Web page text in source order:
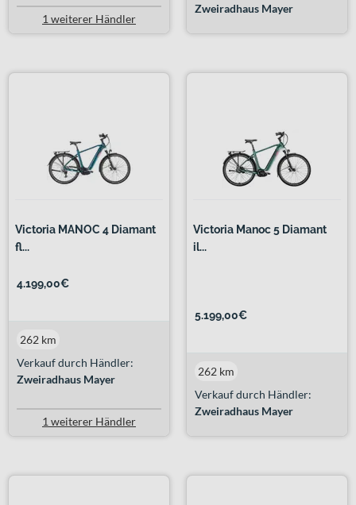
1 weiterer Händler
Zweiradhaus Mayer
Victoria MANOC 4 Diamant
fl...
4.199,00€
Verkauf durch Händler:
Zweiradhaus Mayer
262 km
1 weiterer Händler
Victoria Manoc 5 Diamant
il...
5.199,00€
Verkauf durch Händler:
Zweiradhaus Mayer
262 km